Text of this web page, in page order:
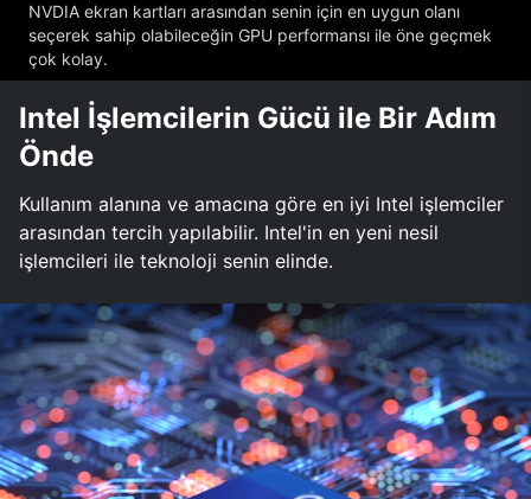
NVDIA ekran kartları arasından senin için en uygun olanı
seçerek sahip olabileceğin GPU performansı ile öne geçmek
çok kolay.
Intel İşlemcilerin Gücü ile Bir Adım
Önde
Kullanım alanına ve amacına göre en iyi Intel işlemciler
arasından tercih yapılabilir. Intel'in en yeni nesil
işlemcileri ile teknoloji senin elinde.